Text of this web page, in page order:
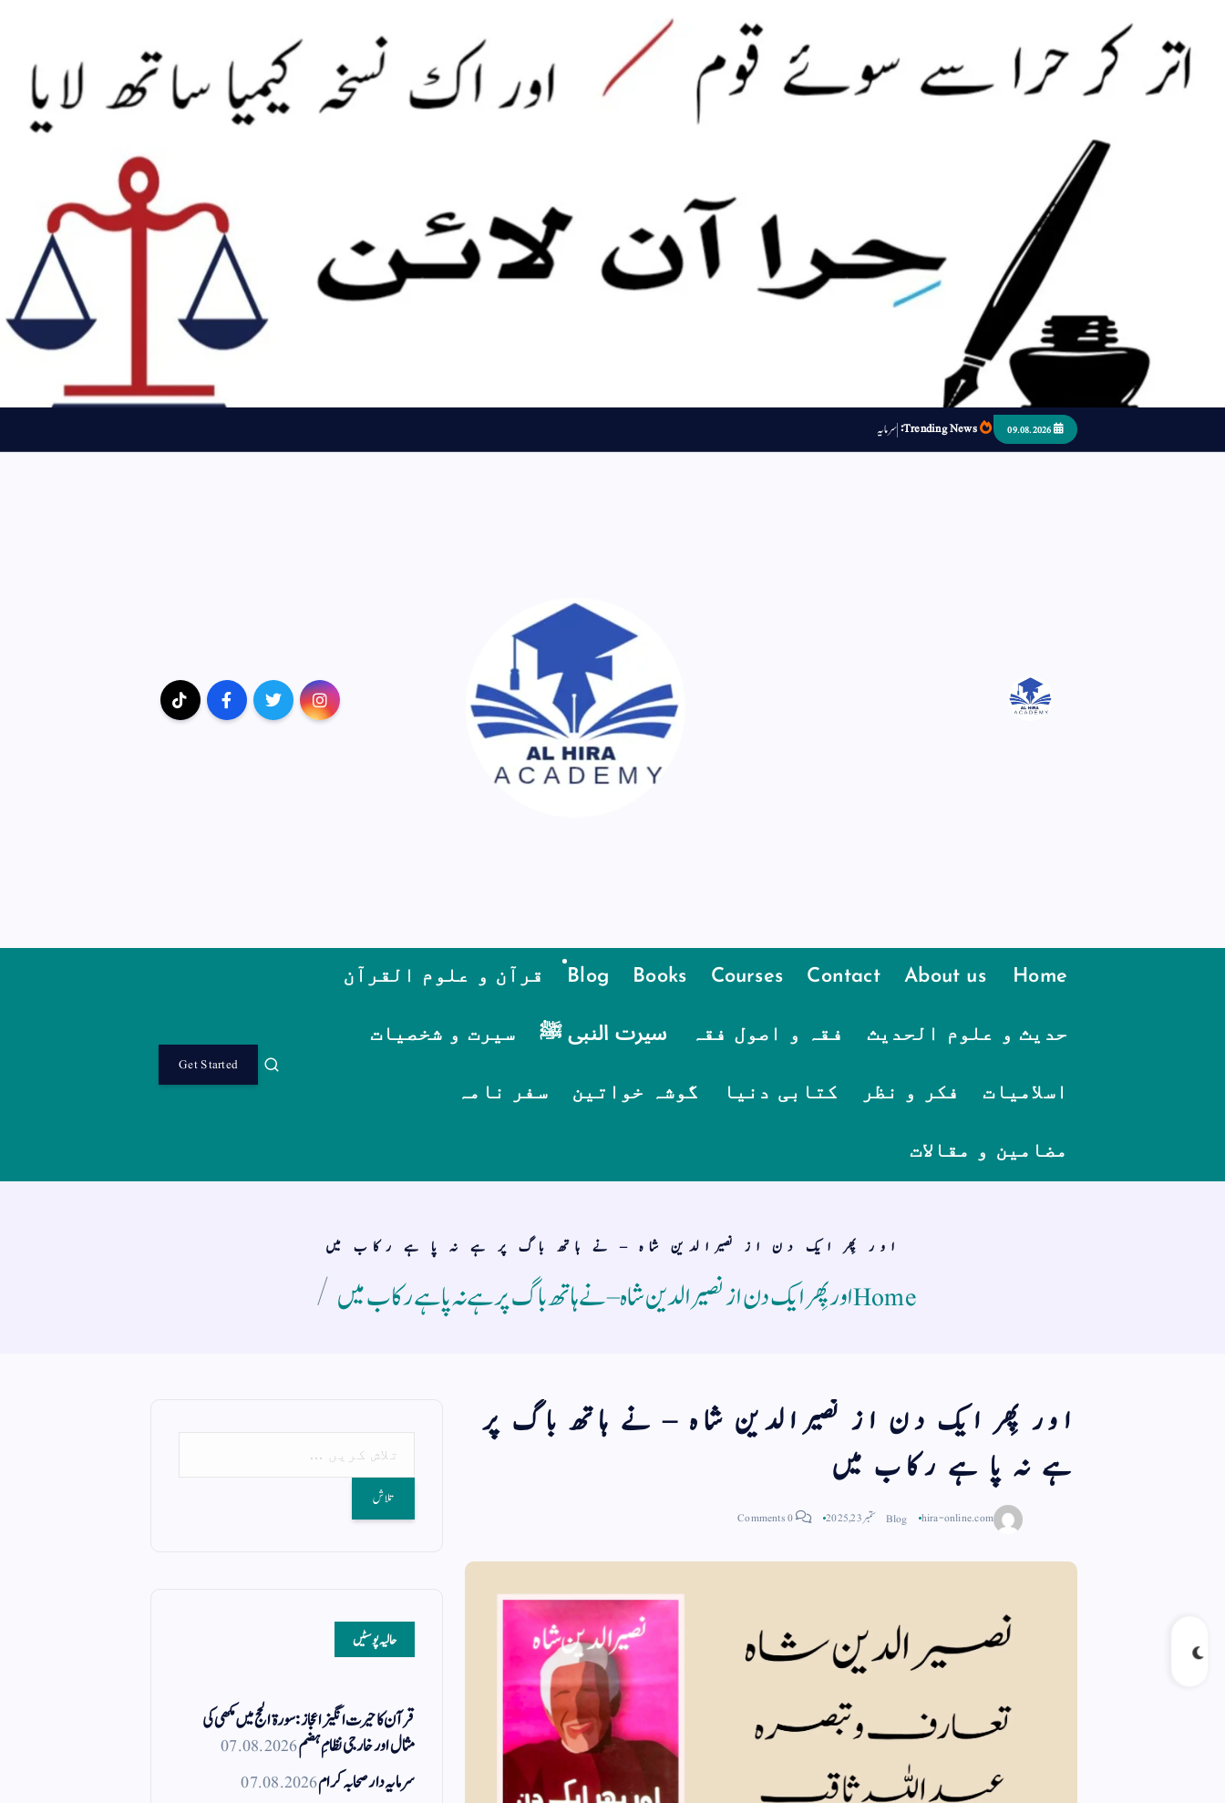
Trending News: سمی
اتر کر حرا سے سوئے قوم آیا - اور اک نسخہ کیمیا ساتھ لایا
Home
About us
Contact
Courses
Books
Blog قرآن و علوم القرآن
حدیث و علوم الحدیث فقہ و اصول فقہ سیرت النبی ﷺ سیرت و شخصیات
اسلامیات فکر و نظر کتابی دنیا گوشہ خواتین سفر نامہ
مضامین و مقالات
Get Started
اور پِھر ایک دن از نصیرالدین شاہ – نے ہاتھ باگ پر ہے نہ پا ہے رکاب میں
Homeاور پِھر ایک دن از نصیرالدین شاہ – نے ہاتھ باگ پر ہے نہ پا ہے رکاب میں
اور پِھر ایک دن از نصیرالدین شاہ – نے ہاتھ باگ پر
ہے نہ پا ہے رکاب میں
hira-online.com
Blog ستمبر 23, 2025
حالیہ پوسٹیں
قرآن کا حیرت انگیز اعجاز: سورۃ الحج میں مکھی کی
مثال اور خارجی نظامِ ہضم07.08.2026
سرمایہ دار صحابہ کرام07.08.2026